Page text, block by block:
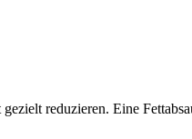
reduzieren. Eine